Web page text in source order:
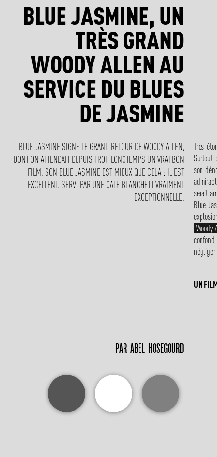
BLUE JASMINE, UN
TRÈS GRAND
WOODY ALLEN AU
SERVICE DU BLUES
DE JASMINE
BLUE JASMINE SIGNE LE GRAND RETOUR DE WOODY ALLEN,
DONT ON ATTENDAIT DEPUIS TROP LONGTEMPS UN VRAI BON
FILM. SON BLUE JASMINE EST MIEUX QUE CELA : IL EST
EXCELLENT. SERVI PAR UNE CATE BLANCHETT VRAIMENT
EXCEPTIONNELLE.
PAR ABEL HOSEGOURD
Très
Surtout
son
serait
Blue
Woody
UN